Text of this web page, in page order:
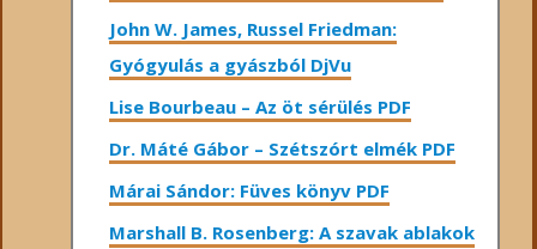
John W. James, Russel Friedman:
Gyógyulás a gyászból DjVu
Lise Bourbeau – Az öt sérülés PDF
Dr. Máté Gábor – Szétszórt elmék PDF
Márai Sándor: Füves könyv PDF
Marshall B. Rosenberg: A szavak ablakok